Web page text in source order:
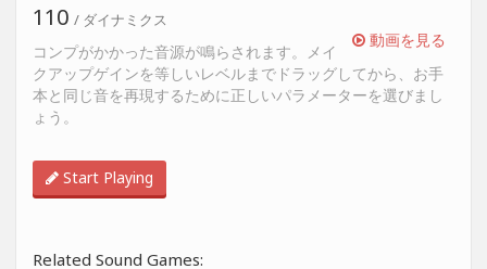
動画を見る
110 / ダイナミクス
コンプがかかった音源が鳴らされます。メイ
クアップゲインを等しいレベルまでドラッグしてから、お手
本と同じ音を再現するために正しいパラメーターを選びまし
ょう。
Start Playing
Related Sound Games: